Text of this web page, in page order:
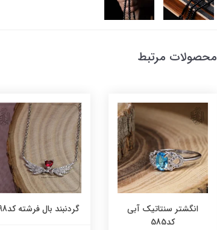
محصولات مرتبط
انگشتر سنتاتیک آبی
کد585
گردنبند بال فرشته کد598